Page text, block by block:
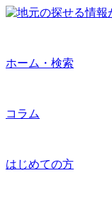
ホーム・検索
コラム
はじめての方